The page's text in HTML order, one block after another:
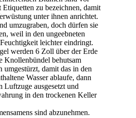
zu bezeichnen, damit
unter ihnen anrichtet.
umzugraben, doch dürfen sie
weil in den ungeebneten
leichter eindringt.
werden 6 Zoll über der Erde
Knollenbündel behutsam
umgestürzt, damit das in den
Wasser ablaufe, dann
Luftzuge ausgesetzt und
in den trockenen Keller
sind abzunehmen.